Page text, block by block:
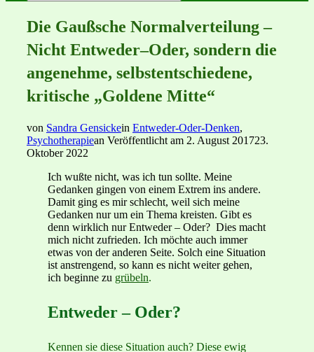
Die Gaußsche Normalverteilung –
Nicht Entweder–Oder, sondern die
angenehme, selbstentschiedene,
kritische „Goldene Mitte“
von Sandra Gensickein Entweder-Oder-Denken,
Psychotherapiean Veröffentlicht am 2. August 201723.
Oktober 2022
Ich wußte nicht, was ich tun sollte. Meine
Gedanken gingen von einem Extrem ins andere.
Damit ging es mir schlecht, weil sich meine
Gedanken nur um ein Thema kreisten. Gibt es
denn wirklich nur Entweder – Oder? Dies macht
mich nicht zufrieden. Ich möchte auch immer
etwas von der anderen Seite. Solch eine Situation
ist anstrengend, so kann es nicht weiter gehen,
ich beginne zu grübeln.
Entweder – Oder?
Kennen sie diese Situation auch? Diese ewig